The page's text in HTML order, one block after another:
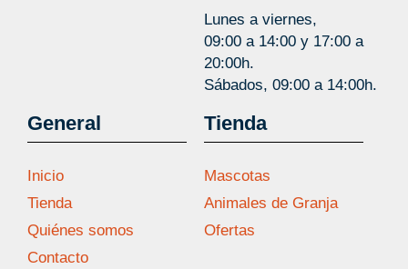
Lunes a viernes,
09:00 a 14:00 y 17:00 a
20:00h.
Sábados, 09:00 a 14:00h.
General
Inicio
Tienda
Quiénes somos
Contacto
Tienda
Mascotas
Animales de Granja
Ofertas